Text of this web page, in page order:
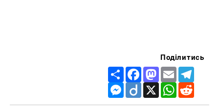
Поділитись
Share FacebookMastodon
Email
Messenger
Diigo X WhatsApp